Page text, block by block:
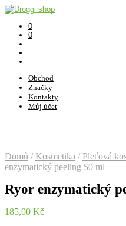
0
0
Obchod
Značky
Kontakty
Můj účet
Domů / Kosmetika / Pleťová
enzymatický peeling 50 ml
Ryor enzymatický
185,00 Kč